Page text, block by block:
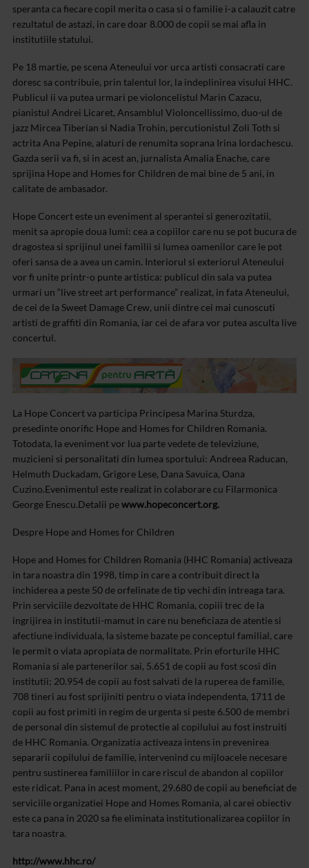
speranta ca fiecare copil merita o casa si o familie i-a calauzit catre
rezultatul de astazi, in care doar 8.000 de copii se mai afla in
institutiile statului.
Pe 18 martie, pe scena Ateneului vor urca artisti consacrati care
doresc sa contribuie, prin talentul lor, la indeplinirea visului HHC.
Publicul ii va putea urmari pe violoncelistul Marin Cazacu,
pianistul Andrei Licaret, Ansamblul Violoncellissimo, duo-ul de
jazz Mircea Tiberian si Nadia Trohin, percutionistul Zoli Toth si
actrita Ana Pepine, alaturi de renumita soprana Irina Iordachescu.
Gazda serii va fi, si in acest an, jurnalista Amalia Enache, care
sprijina Hope and Homes for Children de mai bine de 5 ani, in
calitate de ambasador.
Hope Concert este un eveniment al sperantei si generozitatii,
menit sa apropie doua lumi: cea a copiilor care nu se pot bucura de
dragostea si sprijinul unei familii si lumea oamenilor care le pot
oferi sansa de a avea un camin. Interiorul si exteriorul Ateneului
vor fi unite printr-o punte artistica: publicul din sala va putea
urmari un “live street art performance” realizat, in fata Ateneului,
de cei de la Sweet Damage Crew, unii dintre cei mai cunoscuti
artisti de graffiti din Romania, iar cei de afara vor putea asculta live
concertul.
La Hope Concert va participa Principesa Marina Sturdza,
presedinte onorific Hope and Homes for Children Romania.
Totodata, la eveniment vor lua parte vedete de televiziune,
muzicieni si personalitati din lumea sportului: Andreea Raducan,
Helmuth Duckadam, Grigore Lese, Dana Savuica, Oana
Cuzino.Evenimentul este realizat in colaborare cu Filarmonica
George Enescu.Detalii pewww.hopeconcert.org.
Despre Hope and Homes for Children
Hope and Homes for Children Romania (HHC Romania) activeaza
in tara noastra din 1998, timp in care a contribuit direct la
inchiderea a peste 50 de orfelinate de tip vechi din intreaga tara.
Prin serviciile dezvoltate de HHC Romania, copiii trec de la
ingrijirea in institutii-mamut in care nu beneficiaza de atentie si
afectiune individuala, la sisteme bazate pe conceptul familial, care
le permit o viata apropiata de normalitate. Prin eforturile HHC
Romania si ale partenerilor sai, 5.651 de copii au fost scosi din
institutii; 20.954 de copii au fost salvati de la ruperea de familie,
708 tineri au fost sprijiniti pentru o viata independenta, 1711 de
copii au fost primiti in regim de urgenta si peste 6.500 de membri
de personal din sistemul de protectie al copilului au fost instruiti
de HHC Romania. Organizatia activeaza intens in prevenirea
separarii copilului de familie, intervenind cu mijloacele necesare
pentru sustinerea familiilor in care riscul de abandon al copiilor
este ridicat. Pana in acest moment, 29.680 de copii au beneficiat de
serviciile organizatiei Hope and Homes Romania, al carei obiectiv
este ca pana in 2020 sa fie eliminata institutionalizarea copiilor in
tara noastra.
http://www.hhc.ro/